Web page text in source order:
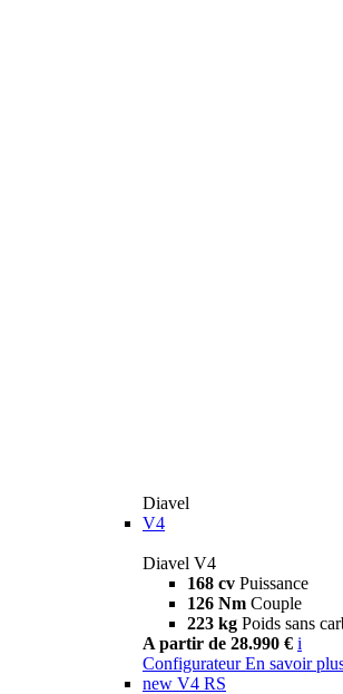
Diavel
V4
Diavel V4
168 cv Puissance
126 Nm Couple
223 kg Poids sans
A partir de 28.990 € i
Configurateur En savoir
new V4 RS